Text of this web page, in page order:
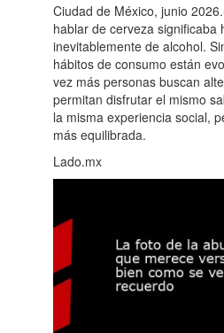
Ciudad de México, junio
hablar de cerveza significaba
inevitablemente de alcohol.
hábitos de consumo están
vez más personas buscan
permitan disfrutar el mismo
la misma experiencia social,
más equilibrada.
Lado.mx